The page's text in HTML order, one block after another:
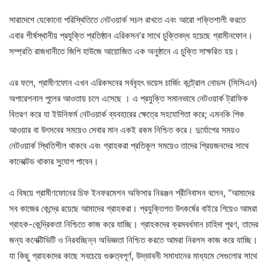
সারাদেশে যেকোনো পরিস্থিতিতে নেটওয়ার্ক সচল রাখতে এবং আরো শক্তিশালী করতে
এবার শীর্ষস্থানীয় প্রযুক্তি প্রতিষ্ঠান এরিকসন’র সাথে চুক্তিবদ্ধ হয়েছে গ্রামীনফোন।
সম্প্রতি রাজধানীতে জিপি হাউজে আয়োজিত এক অনুষ্ঠানে এ চুক্তি সাক্ষরিত হয়।
এর ফলে, গ্রামীণফোন এখন এরিকসনের সর্ববৃহৎ ভয়েস চার্জিং কন্ট্রোল নোডস (সিসিএন)
অপারেশনাল পুলের আওতায় চলে এসেছে । এ প্রযুক্তি সমানভাবে নেটওয়ার্ক ট্রাফিক
বিতরণ করে যা ইউনিফর্ম নেটওয়ার্ক ব্যবহারের ক্ষেত্রে সহযোগিতা করে; এমনকি পিক
আওয়ার বা উৎসবের সময়েও সেবার মান একই রকম নিশ্চিত করে। দুর্যোগের সময়ও
নেটওয়ার্ক স্থিতিশীল থাকবে এবং গ্রাহকরা প্রতিকূল সময়েও তাদের প্রিয়জনদের সাথে
কানেক্টেড থাকার সুযোগ পাবেন।
এ বিষয়ে গ্রামীণফোনের চিফ ইনফরমেশন অফিসার নিরঞ্জন শ্রীনিবাসন বলেন, “আমাদের
সব কাজের কেন্দ্রে রয়েছে আমাদের গ্রাহকরা। প্রযুক্তিগত উৎকর্ষের বাইরে গিয়েও আমরা
গ্রাহক-কেন্দ্রিকতা নিশ্চিতে কাজ করে যাচ্ছি। গ্রাহকদের ক্রমবর্ধমান চাহিদা পূরণ, তাদের
জন্য কনেক্টিভিটি ও নিরবচ্ছিন্ন অভিজ্ঞতা নিশ্চিত করতে আমরা নিরলস কাজ করে যাচ্ছি।
যা কিছু গ্রাহকদের কাছে সবচেয়ে গুরুত্বপূর্ণ, উদ্ভাবনী সমাধানের মাধ্যমে সেগুলোর সাথে